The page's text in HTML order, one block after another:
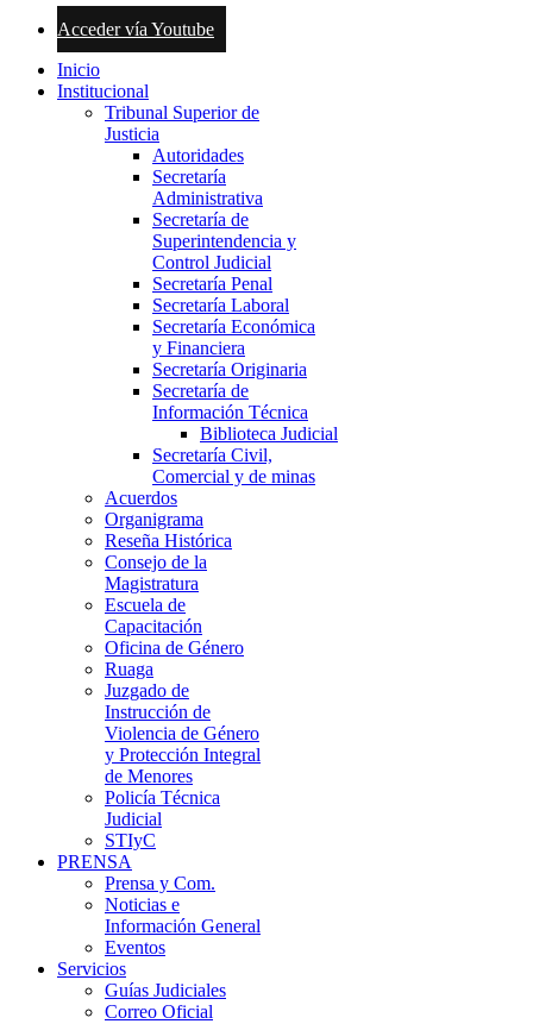
Acceder vía Youtube
Inicio
Institucional
Tribunal Superior de
Justicia
Autoridades
Secretaría
Administrativa
Secretaría de
Superintendencia y
Control Judicial
Secretaría Penal
Secretaría Laboral
Secretaría Económica
y Financiera
Secretaría Originaria
Secretaría de
Información Técnica
Biblioteca Judicial
Secretaría Civil,
Comercial y de minas
Acuerdos
Organigrama
Reseña Histórica
Consejo de la
Magistratura
Escuela de
Capacitación
Oficina de Género
Ruaga
Juzgado de
Instrucción de
Violencia de Género
y Protección Integral
de Menores
Policía Técnica
Judicial
STIyC
PRENSA
Prensa y Com.
Noticias e
Información General
Eventos
Servicios
Guías Judiciales
Correo Oficial